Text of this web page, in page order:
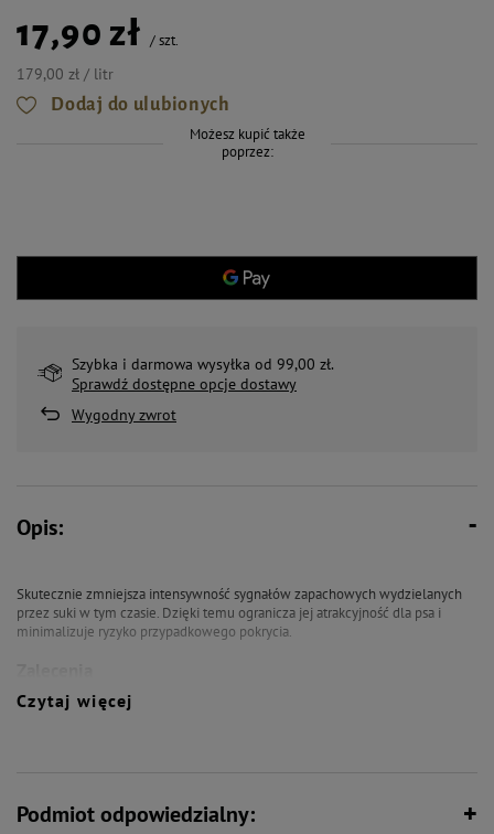
17,90 zł /szt.
179,00 zł / litr
Dodaj do ulubionych
Możesz kupić także
poprzez:
Szybka i darmowa wysyłka od 99,00 zł.
Sprawdź dostępne opcje dostawy
Wygodny zwrot
Opis:
Skutecznie zmniejsza intensywność sygnałów zapachowych wydzielanych
przez suki w tym czasie. Dzięki temu ogranicza jej atrakcyjność dla psa i
minimalizuje ryzyko przypadkowego pokrycia.
Stosować w okresie cieczki. Najlepsze efekty można uzyskać stosując
kwasy mlekowy i salicylowy
mocznik
Czytaj więcej
Podmiot odpowiedzialny: